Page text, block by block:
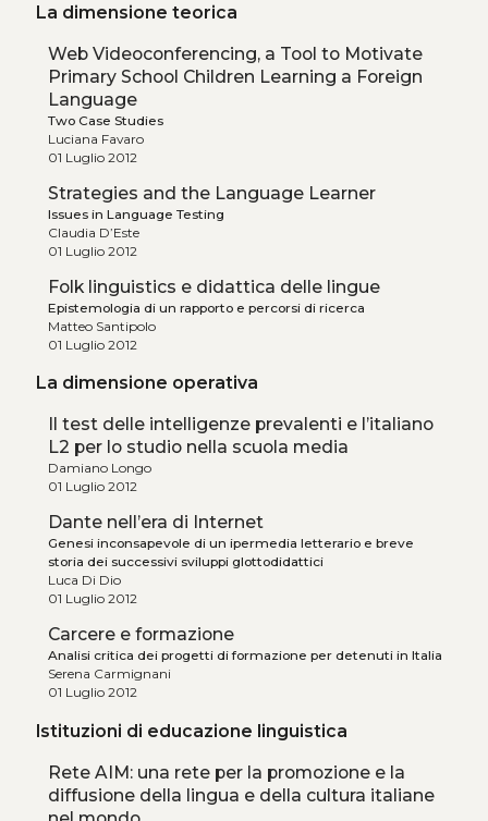
La dimensione teorica
Web Videoconferencing, a Tool to Motivate
Primary School Children Learning a Foreign
Language
Two Case Studies
Luciana Favaro
01 Luglio 2012
Strategies and the Language Learner
Issues in Language Testing
Claudia D’Este
01 Luglio 2012
Folk linguistics e didattica delle lingue
Epistemologia di un rapporto e percorsi di ricerca
Matteo Santipolo
01 Luglio 2012
La dimensione operativa
Il test delle intelligenze prevalenti e l’italiano
L2 per lo studio nella scuola media
Damiano Longo
01 Luglio 2012
Dante nell’era di Internet
Genesi inconsapevole di un ipermedia letterario e breve
storia dei successivi sviluppi glottodidattici
Luca Di Dio
01 Luglio 2012
Carcere e formazione
Analisi critica dei progetti di formazione per detenuti in Italia
Serena Carmignani
01 Luglio 2012
Istituzioni di educazione linguistica
Rete AIM: una rete per la promozione e la
diffusione della lingua e della cultura italiane